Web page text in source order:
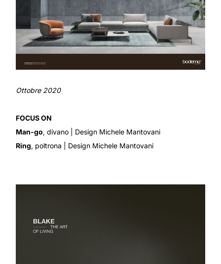
Ottobre 2020
FOCUS ON
Man-go, divano | Design Michele Mantovani
Ring, poltrona | Design Michele Mantovani